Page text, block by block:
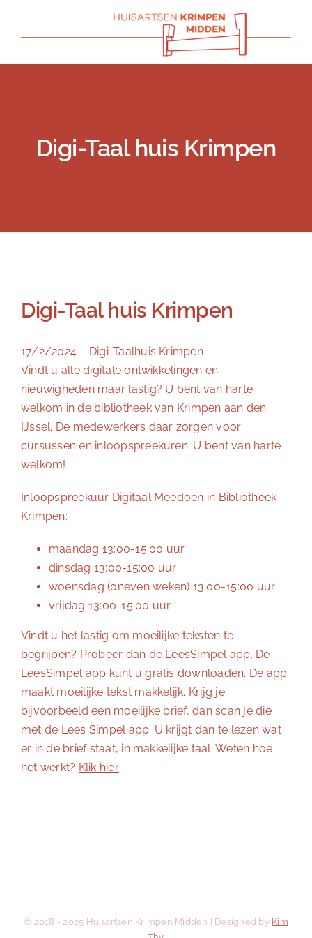
Digi-Taal huis Krimpen
Digi-Taal huis Krimpen
17/2/2024 – Digi-Taalhuis Krimpen
Vindt u alle digitale ontwikkelingen en
nieuwigheden maar lastig? U bent van harte
welkom in de bibliotheek van Krimpen aan den
IJssel. De medewerkers daar zorgen voor
cursussen en inloopspreekuren. U bent van harte
welkom!
Inloopspreekuur Digitaal Meedoen in Bibliotheek
Krimpen:
maandag 13:00-15:00 uur
dinsdag 13:00-15:00 uur
woensdag (oneven weken) 13:00-15:00 uur
vrijdag 13:00-15:00 uur
Vindt u het lastig om moeilijke teksten te
begrijpen? Probeer dan de LeesSimpel app. De
LeesSimpel app kunt u gratis downloaden. De app
maakt moeilijke tekst makkelijk. Krijg je
bijvoorbeeld een moeilijke brief, dan scan je die
met de Lees Simpel app. U krijgt dan te lezen wat
er in de brief staat, in makkelijke taal. Weten hoe
het werkt? Klik hier
© 2018 - 2025 Huisartsen Krimpen Midden | Designed by Kim